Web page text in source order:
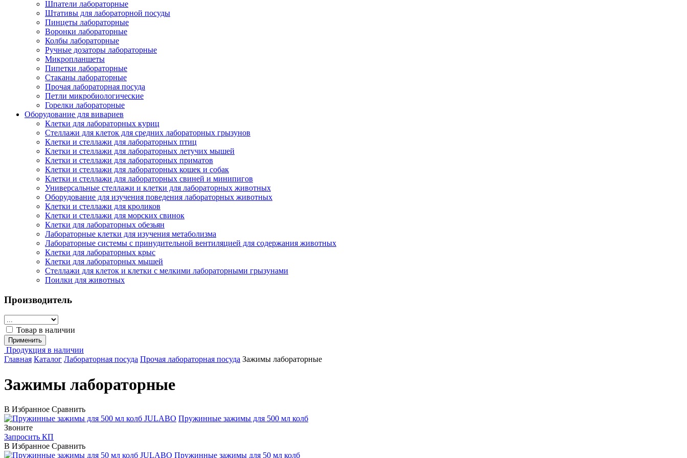
Шпатели лабораторные
Штативы для лабораторной посуды
Пинцеты лабораторные
Воронки лабораторные
Колбы лабораторные
Ручные дозаторы лабораторные
Микропланшеты
Пипетки лабораторные
Стаканы лабораторные
Прочая лабораторная посуда
Петли микробиологические
Горелки лабораторные
Оборудование для вивариев
Клетки для лабораторных куриц
Стеллажи для клеток для средних лабораторных грызунов
Клетки и стеллажи для лабораторных птиц
Клетки и стеллажи для лабораторных летучих мышей
Клетки и стеллажи для лабораторных приматов
Клетки и стеллажи для лабораторных кошек и собак
Клетки и стеллажи для лабораторных свиней и минипигов
Универсальные стеллажи и клетки для лабораторных животных
Оборудование для изучения поведения лабораторных животных
Клетки и стеллажи для кроликов
Клетки и стеллажи для морских свинок
Клетки для лабораторных обезьян
Лабораторные клетки для изучения метаболизма
Лабораторные системы с принудительной вентиляцией для содержания животных
Клетки для лабораторных крыс
Клетки для лабораторных мышей
Стеллажи для клеток и клетки с мелкими лабораторными грызунами
Поилки для животных
Производитель
Товар в наличии
Применить
Продукция в наличии
Главная Каталог Лабораторная посуда Прочая лабораторная посуда Зажимы лабораторные
Зажимы лабораторные
В Избранное Сравнить
JULABO Пружинные зажимы для 500 мл колб
Звоните
Запросить КП
В Избранное Сравнить
JULABO Пружинные зажимы для 50 мл колб